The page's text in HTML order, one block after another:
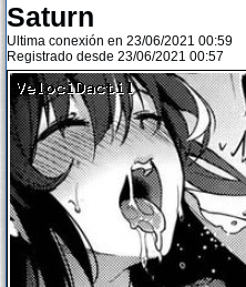
Saturn
Ultima conexión en 23/06/2021 00:59
Registrado desde 23/06/2021 00:57